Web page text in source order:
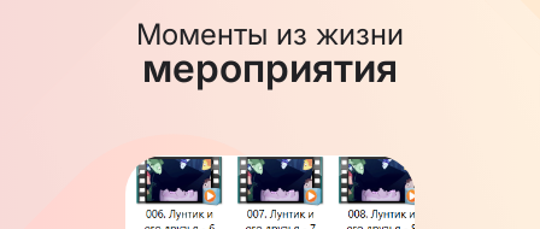
Моменты из жизни
мероприятия